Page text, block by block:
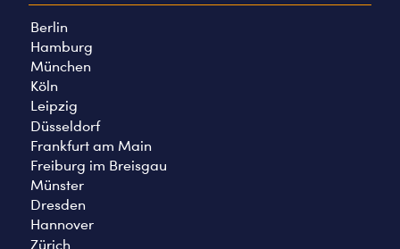
Berlin
Hamburg
München
Köln
Leipzig
Düsseldorf
Frankfurt am Main
Freiburg im Breisgau
Münster
Dresden
Hannover
Zürich